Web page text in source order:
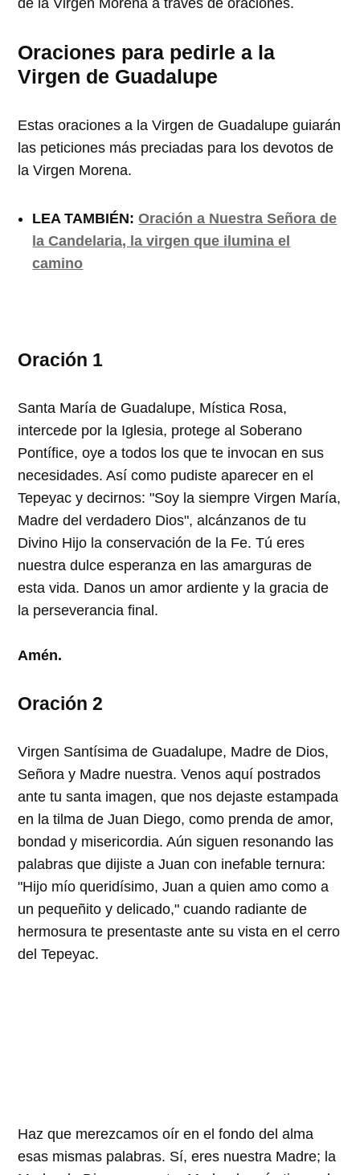
Oraciones para pedirle a la
Virgen de Guadalupe
Estas oraciones a la Virgen de Guadalupe guiarán
las peticiones más preciadas para los devotos de
la Virgen Morena.
LEA TAMBIÉN:Oración a Nuestra Señora de
la Candelaria, la virgen que ilumina el
camino
Oración 1
Santa María de Guadalupe, Mística Rosa,
intercede por la Iglesia, protege al Soberano
Pontífice, oye a todos los que te invocan en sus
necesidades. Así como pudiste aparecer en el
Tepeyac y decirnos: "Soy la siempre Virgen María,
Madre del verdadero Dios", alcánzanos de tu
Divino Hijo la conservación de la Fe. Tú eres
nuestra dulce esperanza en las amarguras de
esta vida. Danos un amor ardiente y la gracia de
la perseverancia final.
Amén.
Oración 2
Virgen Santísima de Guadalupe, Madre de Dios,
Señora y Madre nuestra. Venos aquí postrados
ante tu santa imagen, que nos dejaste estampada
en la tilma de Juan Diego, como prenda de amor,
bondad y misericordia. Aún siguen resonando las
palabras que dijiste a Juan con inefable ternura:
"Hijo mío queridísimo, Juan a quien amo como a
un pequeñito y delicado," cuando radiante de
hermosura te presentaste ante su vista en el cerro
del Tepeyac.
Haz que merezcamos oír en el fondo del alma
esas mismas palabras. Sí, eres nuestra Madre; la